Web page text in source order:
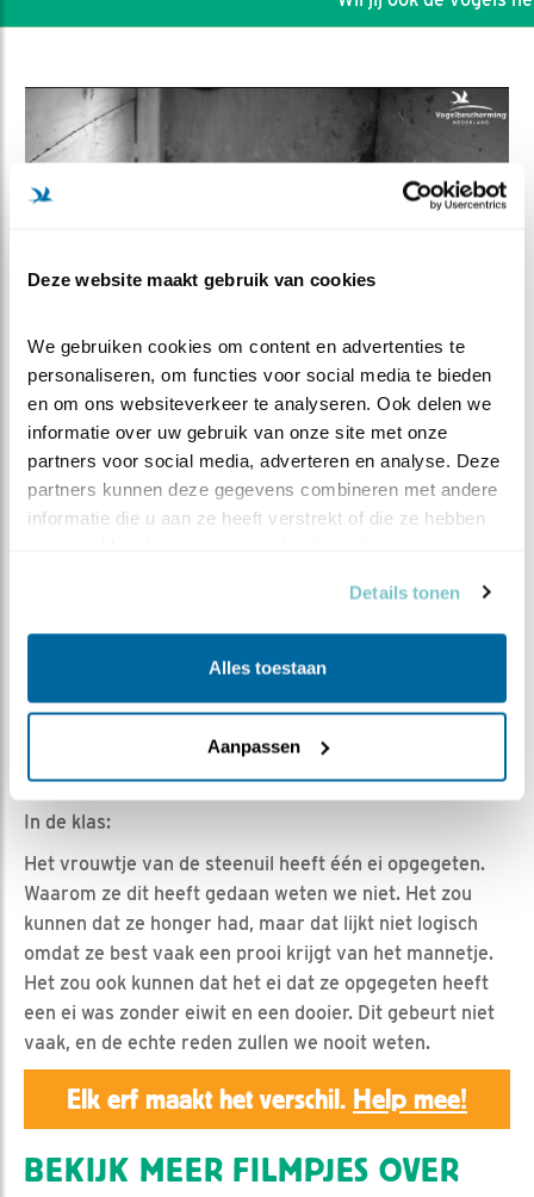
Deze website maakt gebruik van cookies
We gebruiken cookies om content en advertenties te
personaliseren, om functies voor social media te bieden
en om ons websiteverkeer te analyseren. Ook delen we
informatie over uw gebruik van onze site met onze
partners voor social media, adverteren en analyse. Deze
partners kunnen deze gegevens combineren met andere
informatie die u aan ze heeft verstrekt of die ze hebben
Details tonen
Alles toestaan
Aanpassen
DEEL DIT FILMPJE
Eén ei minder (Do)
Vrouw steenuil heeft één ei opgegeten, in ieder geval
de schaal. Nog maar één ei over. In beeld is er niet veel
van te zien. Zie het blog van Ronald hierover van
vandaag,.
In de klas:
Het vrouwtje van de steenuil heeft één ei opgegeten.
Waarom ze dit heeft gedaan weten we niet. Het zou
kunnen dat ze honger had, maar dat lijkt niet logisch
omdat ze best vaak een prooi krijgt van het mannetje.
Het zou ook kunnen dat het ei dat ze opgegeten heeft
een ei was zonder eiwit en een dooier. Dit gebeurt niet
vaak, en de echte reden zullen we nooit weten.
Elk erf maakt het verschil. Help mee!
BEKIJK MEER FILMPJES OVER